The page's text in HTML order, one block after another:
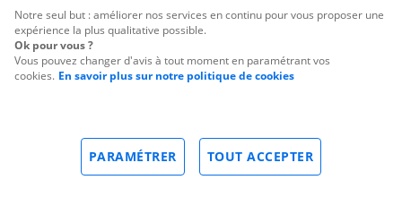
Notre seul but : améliorer nos services en continu pour vous proposer une
expérience la plus qualitative possible.
Ok pour vous ?
Vous pouvez changer d'avis à tout moment en paramétrant vos
cookies. En savoir plus sur notre politique de cookies
TOUT ACCEPTER
PARAMÉTRER